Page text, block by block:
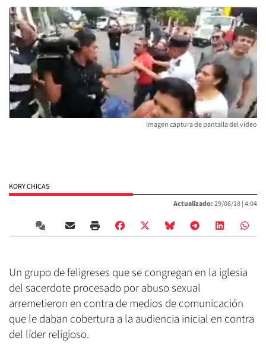
Imagen captura de pantalla del vídeo
KORY CHICAS
Actualizado:29/06/18 |4:04
Un grupo de feligreses que se congregan en la iglesia
del sacerdote procesado por abuso sexual
arremetieron en contra de medios de comunicación
que le daban cobertura a la audiencia inicial en contra
del líder religioso.